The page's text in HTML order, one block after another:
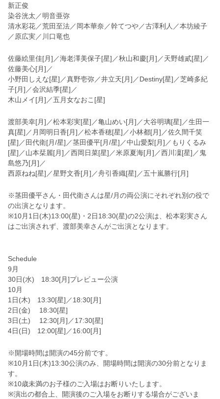
新正俊
染谷洸太／明音亜弥
清水彩花／荒田至法／岡本華奈／幹てつや／古澤利人／本坊綾子
／原広実／川口竜也
佐藤絵里佳[月]／海老澤美保子[星]／秋山和慶[月]／天野雄貳[星]／
佐藤美心[月]／
小野田しえな[星]／真野壱弥／井立天[月]／Destiny[星]／芝崎多紀
子[月]／会沢結季[星]／
木山メイ[月]／五月女なおこ[星]
渡部美幸[月]／松本彩実[星]／亀山めい[月]／大谷明璃[星]／生田一
真[星]／月岡明日香[月]／松本香穂[星]／小林都[月]／佐久間千笑
[星]／田代衛[月/星]／茎田優平[月/星]／中山愛梨[月]／もりくるみ
[星]／山本栞麗[月]／西岡日菜[星]／米原夏海[月]／西川凜[星]／鬼
島悠乃[月]／
西原ねね[星]／星野文香[月]／舟引香織[星]／五十嵐勝行[月]
※茎田優平さん・田代衛さんは星/月の両公演にそれぞれ別の役で
の出演となります。
※10月1日(木)13:00(星)・2日18:30(星)の2公演は、松本彩実さん
はご出演されず、渡部美幸さんがご出演となります。
Schedule
9月
30日(水) 18:30[月]プレビュー公演
10月
1日(木) 13:30[星]／18:30[月]
2日(金) 18:30[星]
3日(土) 12:30[月]／17:30[星]
4日(日) 12:00[星]／16:00[月]
※開場時間は開演の45分前です。
※10月1日(木)13:30公演のみ、開場時間は開演の30分前となりま
す。
※10歳未満のお子様のご入場はお断りいたします。
※演出の都合上、開演後のご入場をお断りする場合がございま